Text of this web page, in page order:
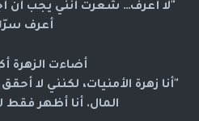
"لا أعرف… شعرت أنني يجب أن
أعرف
أضاءت الزهرة
"أنا زهرة الأمنيات، لكنني لا
المال. أنا أظهر فقط